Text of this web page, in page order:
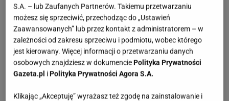
S.A. – lub Zaufanych Partnerów. Takiemu przetwarzaniu
możesz się sprzeciwić, przechodząc do „Ustawień
Zaawansowanych” lub przez kontakt z administratorem – w
zależności od zakresu sprzeciwu i podmiotu, wobec którego
jest kierowany. Więcej informacji o przetwarzaniu danych
osobowych znajdziesz w dokumenciePolityka Prywatności
Gazeta.pl iPolityka Prywatności Agora S.A.
Klikając „Akceptuję” wyrażasz też zgodę na zainstalowanie i